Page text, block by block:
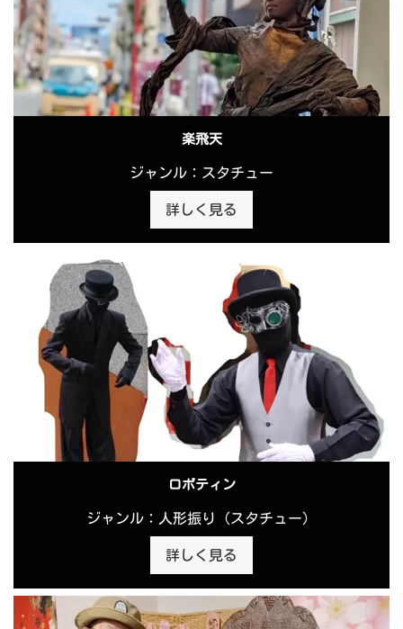
楽飛天
ジャンル：スタチュー
詳しく見る
ロボティン
ジャンル：人形振り（スタチュー）
詳しく見る